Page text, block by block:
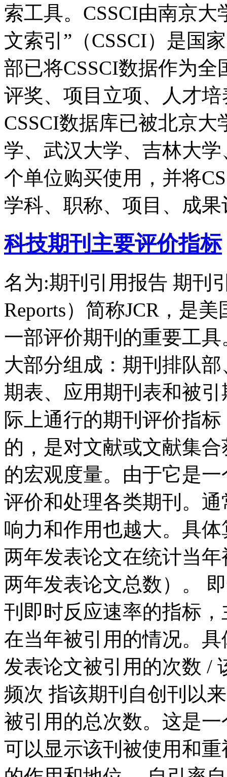
索工具。CSSCI由南京
文索引”（CSSCI）是国
部已将CSSCI数据作为
评奖、项目立项、人才
CSSCI数据库已被北京
学、武汉大学、吉林大
个单位购买使用，并将
学科、职称、项目、成
科技期刊主要评价指标
名为:期刊引用报告 期刊
Reports）简称JCR，是
一部评价期刊的重要工
大部分组成：期刊排队
期表、应用期刊表和被
际上通行的期刊评价指
的，是对文献或文献集
的宏观度量。由于它是
评价和处理各类期刊。
响力和作用也越大。具
两年发表论文在统计当
两年发表论文总数）。
刊即时反应速率的指标
在当年被引用的情况。
发表论文被引用的次数 /
频次 指该期刊自创刊以
被引用的总次数。这是
可以显示该刊被使用和